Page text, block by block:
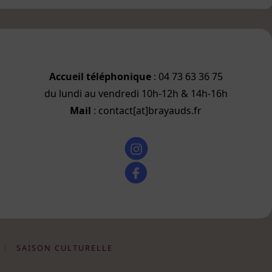
Accueil téléphonique: 04 73 63 36 75
du lundi au vendredi 10h-12h & 14h-16h
Mail : contact[at]brayauds.fr
SAISON CULTURELLE